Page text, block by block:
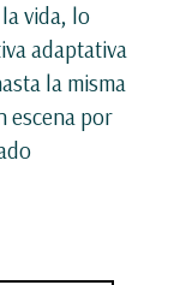
vida, lo
adaptativa
la misma
escena por